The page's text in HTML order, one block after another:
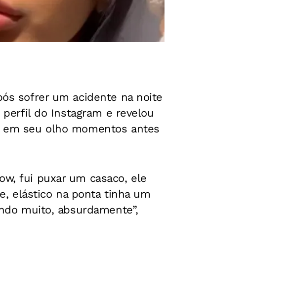
sofrer um acidente na noite
do Instagram e revelou
seu olho momentos antes
fui puxar um casaco, ele
elástico na ponta tinha um
muito, absurdamente”,